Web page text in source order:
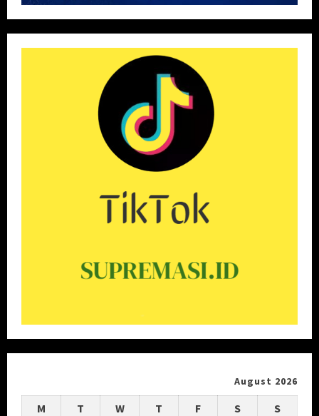
August 2026
M T W T F S S